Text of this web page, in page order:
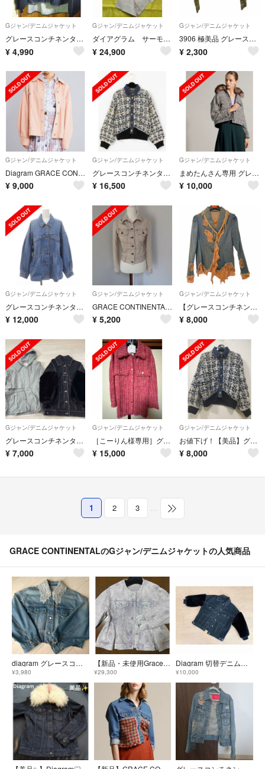
Gジャン/デニムジャケット
グレースコンチネンタルコンビデニムジャケットシャツ
¥ 4,990
Gジャン/デニムジャケット
ダイアグラム サーモンピンク デニムジャケット 美品 L
¥ 24,900
Gジャン/デニムジャケット
3906 極美品 グレースコンチネンタル フーディー コーデュロイ ジャケット
¥ 2,300
Gジャン/デニムジャケット
Diagram GRACE CONTINENTAL デニムジャケット
¥ 9,000
Gジャン/デニムジャケット
グレースコンチネンタル ツイードデニムニットジャケット
¥ 16,500
Gジャン/デニムジャケット
まめたんさん専用 グレースコンチネンタル♡チェックGジャンジャケット
¥ 10,000
Gジャン/デニムジャケット
グレースコンチネンタル 23SS デニムジャケット カバーオール Gジャン
¥ 12,000
Gジャン/デニムジャケット
GRACE CONTINENTAL デニムジャケット
¥ 5,200
Gジャン/デニムジャケット
【グレースコンチネンタル】デニムジャケット
¥ 8,000
Gジャン/デニムジャケット
グレースコンチネンタル☆アウターセット
¥ 7,000
Gジャン/デニムジャケット
［こーりん様専用］グレースコンチネンタル ツイードシャツジャケット
¥ 15,000
Gジャン/デニムジャケット
お値下げ！【美品】グレースコンチネンタル ツイードデニム ニット ジャケット
¥ 8,000
1 2 3 …
GRACE CONTINENTALのGジャン/デニムジャケットの人気商品
diagram グレースコンチネンタル 襟レース付 デニムジャケット
¥3,980
【新品・未使用Grace continental】ペプラムデニムJK
¥29,300
Diagram 切替デニムジャケット サイズ38 グレースコンチネンタル
¥10,000